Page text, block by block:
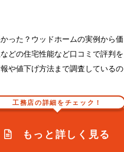
った？ウッドホームの実例から価
どの住宅性能など口コミで評判を
や値下げ方法まで調査しているの
工務店の詳細をチェック！
もっと詳しく見る